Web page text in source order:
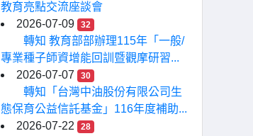
教育亮點交流座談會
2026-07-09
32
轉知 教育部部辦理115年「一般/
專業種子師資增能回訓暨觀摩研習...
2026-07-07
30
轉知「台灣中油股份有限公司生
態保育公益信託基金」116年度補助...
2026-07-22
28